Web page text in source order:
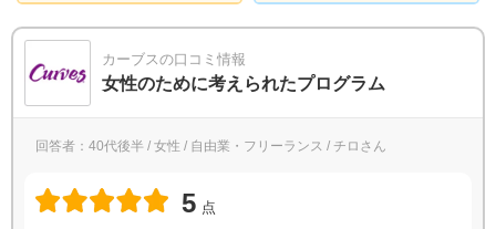
カーブスの口コミ情報
女性のために考えられたプログラム
回答者：40代後半 / 女性 / 自由業・フリーランス / チロさん
5 点